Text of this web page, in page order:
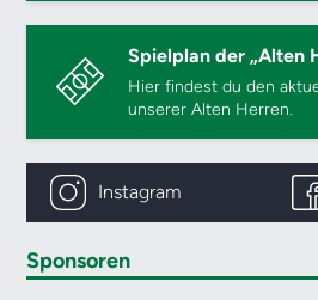
Spielplan der „Alten
Hier findest du den
unserer Alten Herren.
Instagram
Sponsoren